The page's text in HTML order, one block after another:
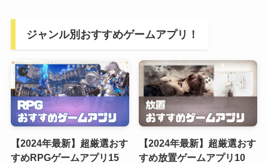
ジャンル別おすすめゲームアプリ！
【2024年最新】超厳選おす
すめRPGゲームアプリ15
【2024年最新】超厳選おす
すめ放置ゲームアプリ10